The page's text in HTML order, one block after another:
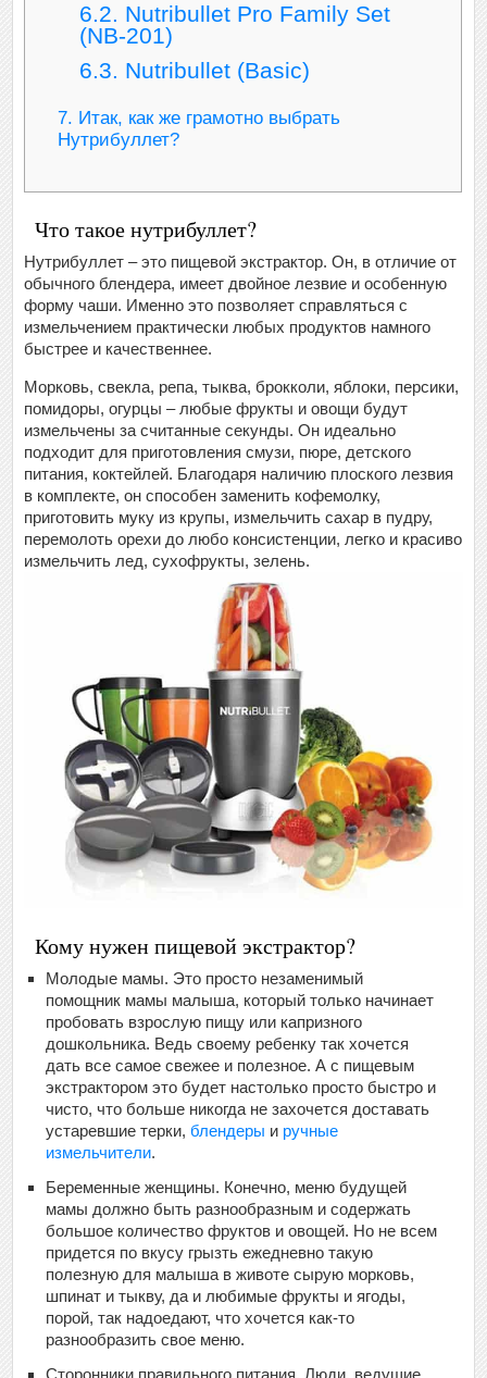
6.2. Nutribullet Pro Family Set
(NB-201)
6.3. Nutribullet (Basic)
7. Итак, как же грамотно выбрать
Нутрибуллет?
Что такое нутрибуллет?
Нутрибуллет – это пищевой экстрактор. Он, в отличие от
обычного блендера, имеет двойное лезвие и особенную
форму чаши. Именно это позволяет справляться с
измельчением практически любых продуктов намного
быстрее и качественнее.
Морковь, свекла, репа, тыква, брокколи, яблоки, персики,
помидоры, огурцы – любые фрукты и овощи будут
измельчены за считанные секунды. Он идеально
подходит для приготовления смузи, пюре, детского
питания, коктейлей. Благодаря наличию плоского лезвия
в комплекте, он способен заменить кофемолку,
приготовить муку из крупы, измельчить сахар в пудру,
перемолоть орехи до любо консистенции, легко и красиво
измельчить лед, сухофрукты, зелень.
Кому нужен пищевой экстрактор?
Молодые мамы. Это просто незаменимый
помощник мамы малыша, который только начинает
пробовать взрослую пищу или капризного
дошкольника. Ведь своему ребенку так хочется
дать все самое свежее и полезное. А с пищевым
экстрактором это будет настолько просто быстро и
чисто, что больше никогда не захочется доставать
устаревшие терки,блендеры и ручные
измельчители.
Беременные женщины. Конечно, меню будущей
мамы должно быть разнообразным и содержать
большое количество фруктов и овощей. Но не всем
придется по вкусу грызть ежедневно такую
полезную для малыша в животе сырую морковь,
шпинат и тыкву, да и любимые фрукты и ягоды,
порой, так надоедают, что хочется как-то
разнообразить свое меню.
Сторонники правильного питания. Люди, ведущие